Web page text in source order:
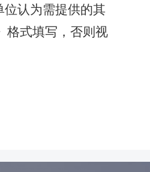
位认为需提供的其
格式填写，否则视